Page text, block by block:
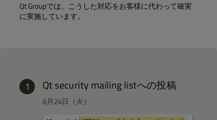
Qt Groupでは、こうした対応をお客様に代わって確実
に実施しています。
Qt security mailing listへの投稿
6月24日（火）